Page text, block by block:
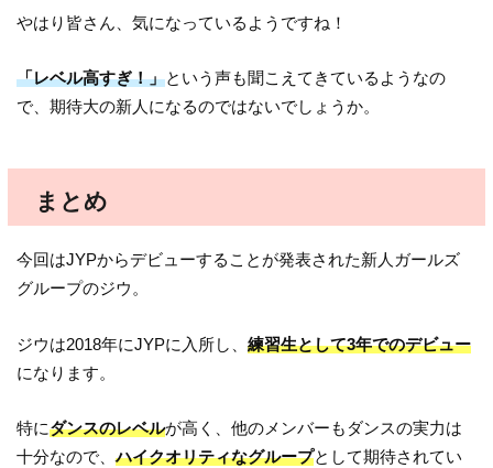
やはり皆さん、気になっているようですね！
「レベル高すぎ！」という声も聞こえてきているようなの
で、期待大の新人になるのではないでしょうか。
まとめ
今回はJYPからデビューすることが発表された新人ガールズ
グループのジウ。
ジウは2018年にJYPに入所し、練習生として3年でのデビュー
になります。
特にダンスのレベルが高く、他のメンバーもダンスの実力は
十分なので、ハイクオリティなグループとして期待されてい